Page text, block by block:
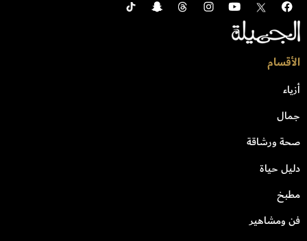
الأقسام
أزياء
جمال
صحة ورشاقة
دليل حياة
مطبخ
فن ومشاهير